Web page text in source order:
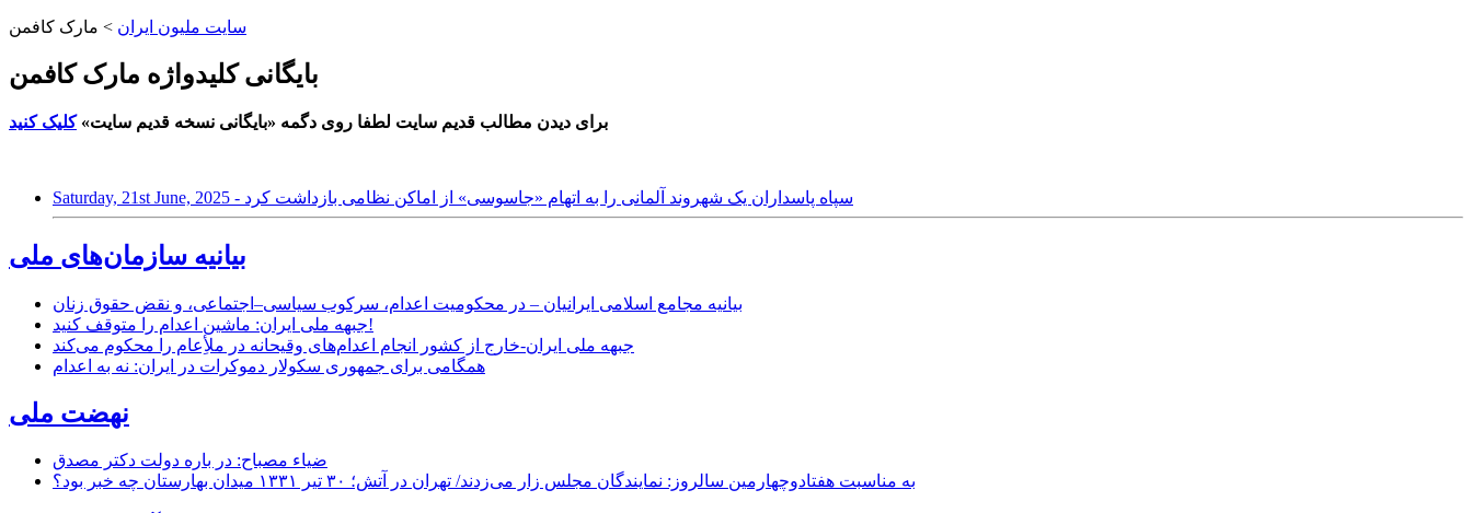
سایت ملیون ایران > مارک کافمن
بایگانی کلیدواژه مارک کافمن
برای دیدن مطالب قدیم سایت لطفا روی دگمه «بایگانی نسخه قدیم سایت»کلیک کنید
Saturday, 21st June, 2025 - سپاه پاسداران یک شهروند آلمانی را به اتهام «جاسوسی» از اماکن نظامی بازداشت کرد
بیانیه سازمان‌های ملی
بیانیه مجامع اسلامی ایرانیان – در محکومیت اعدام، سرکوب سیاسی–اجتماعی، و نقض حقوق زنان
جبهه ملی ایران: ماشین اعدام را متوقف کنید!
جبهه ملی ایران-خارج از کشور انجام اعدام‌های وقیحانه در ملأِعام را محکوم می‌کند
همگامی برای جمهوری سکولار دموکرات در ایران: نه به اعدام
نهضت ملی
ضیاء مصباح: در باره دولت دکتر مصدق
به مناسبت هفتادوچهارمین سالروز: نمایندگان مجلس زار می‌زدند/ تهران در آتش؛ ۳۰ تیر ۱۳۳۱ میدان بهارستان چه خبر بود؟